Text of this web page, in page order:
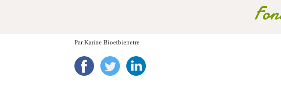
ParKarine Bioetbienetre